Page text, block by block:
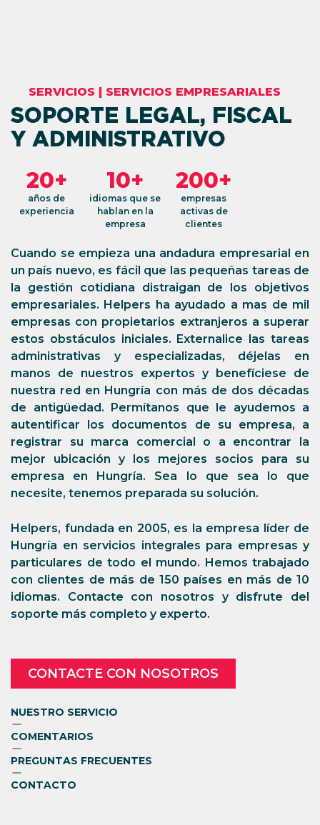
SERVICIOS | SERVICIOS EMPRESARIALES
SOPORTE LEGAL, FISCAL
Y ADMINISTRATIVO
20+
años de
experiencia
10+
idiomas que se
hablan en la
empresa
200+
empresas
activas de
clientes
Cuando se empieza una andadura empresarial en
un país nuevo, es fácil que las pequeñas tareas de
la gestión cotidiana distraigan de los objetivos
empresariales. Helpers ha ayudado a mas de mil
empresas con propietarios extranjeros a superar
estos obstáculos iniciales. Externalice las tareas
administrativas y especializadas, déjelas en
manos de nuestros expertos y benefíciese de
nuestra red en Hungría con más de dos décadas
de antigüedad. Permítanos que le ayudemos a
autentificar los documentos de su empresa, a
registrar su marca comercial o a encontrar la
mejor ubicación y los mejores socios para su
empresa en Hungría. Sea lo que sea lo que
necesite, tenemos preparada su solución.
Helpers, fundada en 2005, es la empresa líder de
Hungría en servicios integrales para empresas y
particulares de todo el mundo. Hemos trabajado
con clientes de más de 150 países en más de 10
idiomas. Contacte con nosotros y disfrute del
soporte más completo y experto.
CONTACTE CON NOSOTROS
NUESTRO SERVICIO
COMENTARIOS
PREGUNTAS FRECUENTES
CONTACTO